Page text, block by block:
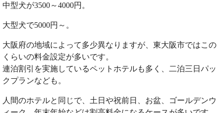
中型犬が3500～4000円。
大型犬で5000円～。
大阪府の地域によって多少異なりますが、東大阪市ではこの
くらいの料金設定が多いです。
連泊割引を実施しているペットホテルも多く、二泊三日パッ
クプランなども。
人間のホテルと同じで、土日や祝前日、お盆、ゴールデンウ